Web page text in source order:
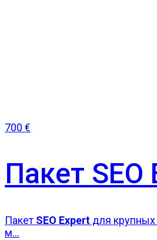
700 €
Пакет SEO
Пакет SEO Expert для крупных
м...